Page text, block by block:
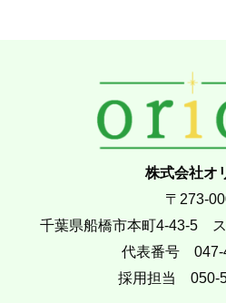
株式会社オ
〒273-
千葉県船橋市本町4-43-5
代表番号 047-
採用担当 050-